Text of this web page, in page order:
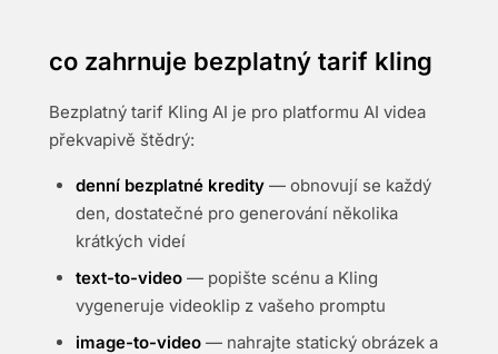
co zahrnuje bezplatný tarif kling
Bezplatný tarif Kling AI je pro platformu AI videa
překvapivě štědrý:
denní bezplatné kredity — obnovují se každý
den, dostatečné pro generování několika
krátkých videí
text-to-video — popište scénu a Kling
vygeneruje videoklip z vašeho promptu
image-to-video — nahrajte statický obrázek a